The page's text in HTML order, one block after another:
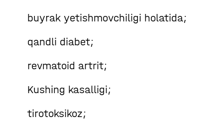
buyrak yetishmovchiligi holatida;
qandli diabet;
revmatoid artrit;
Kushing kasalligi;
tirotoksikoz;